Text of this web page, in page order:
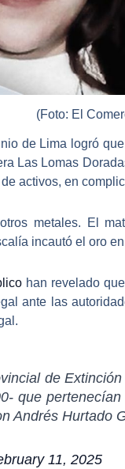
(Foto: El
de Lima logró
Las Lomas
activos, en
metales. El
incautó el oro
han revelado
ante las
de
que
Andrés
11, 2025